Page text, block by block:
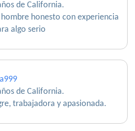
de California.
hombre honesto con experiencia
algo serio
de California.
trabajadora y apasionada.